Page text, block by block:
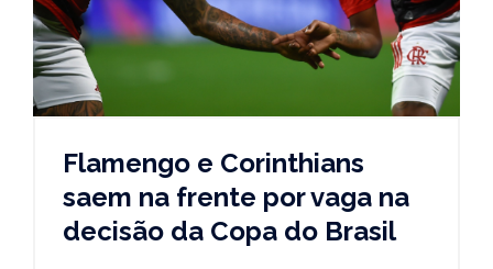
Flamengo e Corinthians
saem na frente por vaga na
decisão da Copa do Brasil